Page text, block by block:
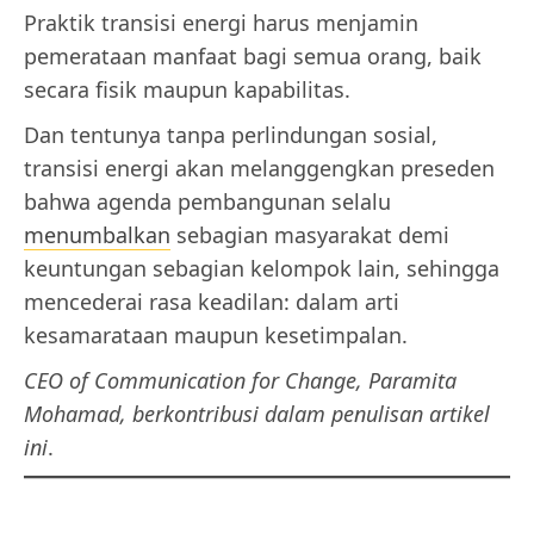
Praktik transisi energi harus menjamin
pemerataan manfaat bagi semua orang, baik
secara fisik maupun kapabilitas.
Dan tentunya tanpa perlindungan sosial,
transisi energi akan melanggengkan preseden
bahwa agenda pembangunan selalu
menumbalkan sebagian masyarakat demi
keuntungan sebagian kelompok lain, sehingga
mencederai rasa keadilan: dalam arti
kesamarataan maupun kesetimpalan.
CEO of Communication for Change, Paramita
Mohamad, berkontribusi dalam penulisan artikel
ini.